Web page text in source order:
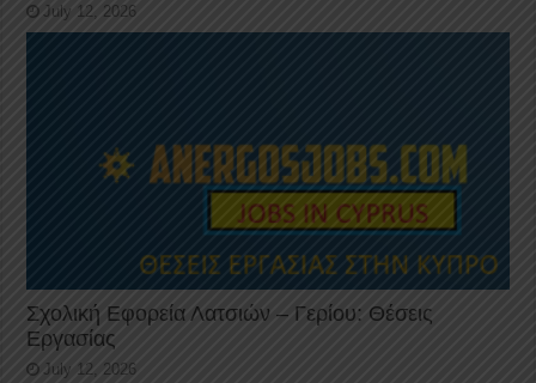
July 12, 2026
Σχολική Εφορεία Λατσιών – Γερίου: Θέσεις
Εργασίας
July 12, 2026